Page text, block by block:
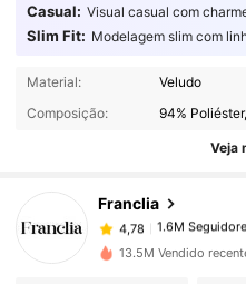
Casual: Visual casual com
Slim Fit: Modelagem slim com
Material:
Veludo
Composição:
94%
Veja
Franclia
1.6M Seguidores
1.6M
4,78 1.6M
13.5M Vendido